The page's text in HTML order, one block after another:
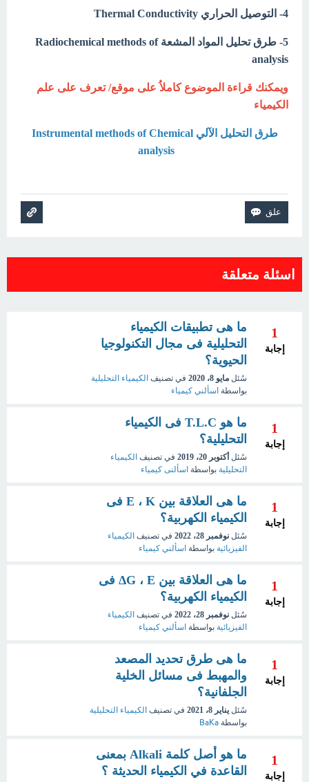
4- التوصيل الحراري Thermal Conductivity
5- طرق تحليل المواد المشعة Radiochemical methods of
analysis
ويمكنك قراءة الموضوع كاملاُ على موقع/ تعرف على علم
الكيمياء
طرق التحليل الآلي Instrumental methods of Chemical
analysis
اسئلة متعلقة
1
إجابة
ما هى تطبيقات الكيمياء
التحليلية فى مجال التكنولوجيا
الحيوية؟
سُئل مايو 8، 2020 في تصنيف الكيمياء التحليلية
بواسطة اسألني كيمياء
1
إجابة
ما هو T.L.C فى الكيمياء
التحليلية؟
سُئل أكتوبر 20، 2019 في تصنيف الكيمياء
التحليلية بواسطة اسألنى كيمياء
1
إجابة
ما هى العلاقة بين E ، K فى
الكيمياء الكهربية؟
سُئل نوفمبر 28، 2022 في تصنيف الكيمياء
الفيزيائية بواسطة اسألني كيمياء
1
إجابة
ما هى العلاقة بين ΔG ، E فى
الكيمياء الكهربية؟
سُئل نوفمبر 28، 2022 في تصنيف الكيمياء
الفيزيائية بواسطة اسألني كيمياء
1
إجابة
ما هى طرق تحديد المصعد
والمهبط فى مسائل الخلية
الجلفانية؟
سُئل يناير 8، 2021 في تصنيف الكيمياء التحليلية
بواسطة BaKa
1
إجابة
ما هو أصل كلمة Alkali بمعنى
القاعدة في الكيمياء الحديثة ؟